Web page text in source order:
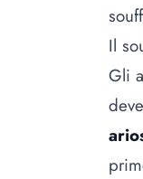
Il
Gli